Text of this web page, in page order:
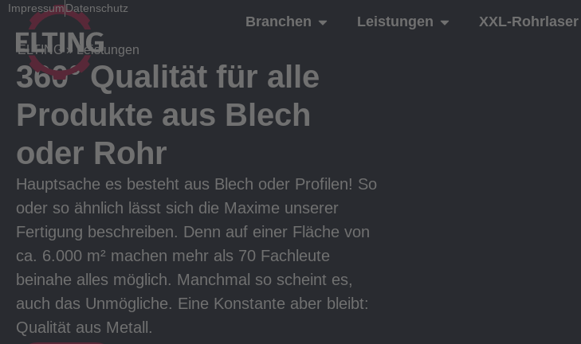
ImpressumDatenschutz
Branchen Leistungen XXL-Rohrlaser
ELTING»Leistungen
360° Qualität für alle
Produkte aus Blech
oder Rohr
Hauptsache es besteht aus Blech oder Profilen! So
oder so ähnlich lässt sich die Maxime unserer
Fertigung beschreiben. Denn auf einer Fläche von
ca. 6.000 m² machen mehr als 70 Fachleute
beinahe alles möglich. Manchmal so scheint es,
auch das Unmögliche. Eine Konstante aber bleibt:
Qualität aus Metall.